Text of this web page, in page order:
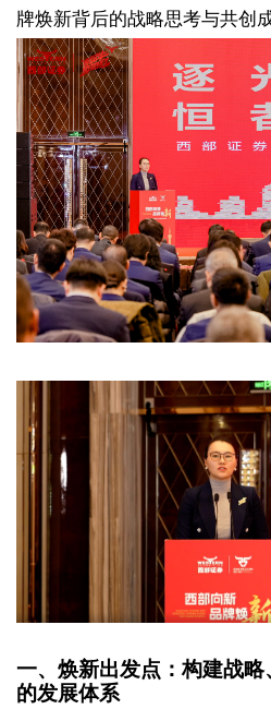
牌焕新背后的战略思考与共创成
一、焕新出发点：构建战
的发展体系